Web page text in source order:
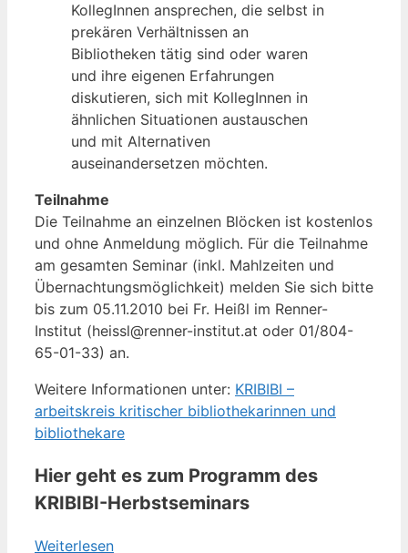
KollegInnen ansprechen, die selbst in
prekären Verhältnissen an
Bibliotheken tätig sind oder waren
und ihre eigenen Erfahrungen
diskutieren, sich mit KollegInnen in
ähnlichen Situationen austauschen
und mit Alternativen
auseinandersetzen möchten.
Teilnahme
Die Teilnahme an einzelnen Blöcken ist kostenlos
und ohne Anmeldung möglich. Für die Teilnahme
am gesamten Seminar (inkl. Mahlzeiten und
Übernachtungsmöglichkeit) melden Sie sich bitte
bis zum 05.11.2010 bei Fr. Heißl im Renner-
Institut (heissl@renner-institut.at oder 01/804-
65-01-33) an.
Weitere Informationen unter: KRIBIBI –
arbeitskreis kritischer bibliothekarinnen und
bibliothekare
Hier geht es zum Programm des
KRIBIBI-Herbstseminars
Weiterlesen